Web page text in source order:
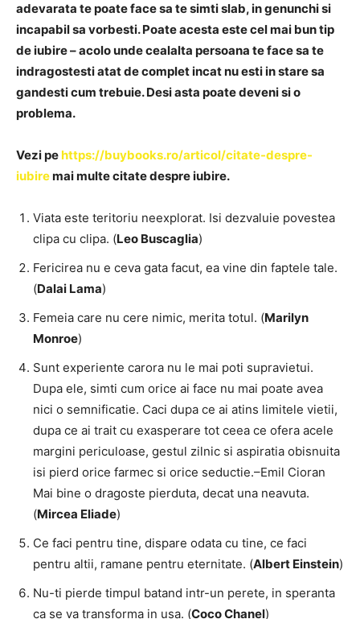
adevarata te poate face sa te simti slab, in genunchi si
incapabil sa vorbesti. Poate acesta este cel mai bun tip
de iubire – acolo unde cealalta persoana te face sa te
indragostesti atat de complet incat nu esti in stare sa
gandesti cum trebuie. Desi asta poate deveni si o
problema.
Vezi pehttps://buybooks.ro/articol/citate-despre-
iubiremai multe citate despre iubire.
Viata este teritoriu neexplorat. Isi dezvaluie povestea
clipa cu clipa. (Leo Buscaglia)
Fericirea nu e ceva gata facut, ea vine din faptele tale.
(Dalai Lama)
Femeia care nu cere nimic, merita totul. (Marilyn
Monroe)
Sunt experiente carora nu le mai poti supravietui.
Dupa ele, simti cum orice ai face nu mai poate avea
nici o semnificatie. Caci dupa ce ai atins limitele vietii,
dupa ce ai trait cu exasperare tot ceea ce ofera acele
margini periculoase, gestul zilnic si aspiratia obisnuita
isi pierd orice farmec si orice seductie.–Emil Cioran
Mai bine o dragoste pierduta, decat una neavuta.
(Mircea Eliade)
Ce faci pentru tine, dispare odata cu tine, ce faci
pentru altii, ramane pentru eternitate. (Albert Einstein)
Nu-ti pierde timpul batand intr-un perete, in speranta
ca se va transforma in usa. (Coco Chanel)